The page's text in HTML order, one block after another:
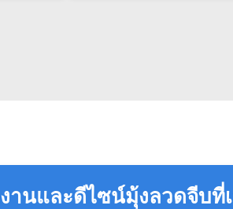
านและดีไซน์มุ้งลวดจีบที่